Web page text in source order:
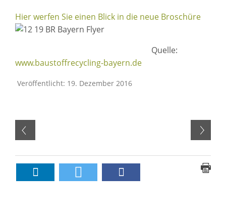
Hier werfen Sie einen Blick in die neue Broschüre
Quelle:
www.baustoffrecycling-bayern.de
Veröffentlicht: 19. Dezember 2016